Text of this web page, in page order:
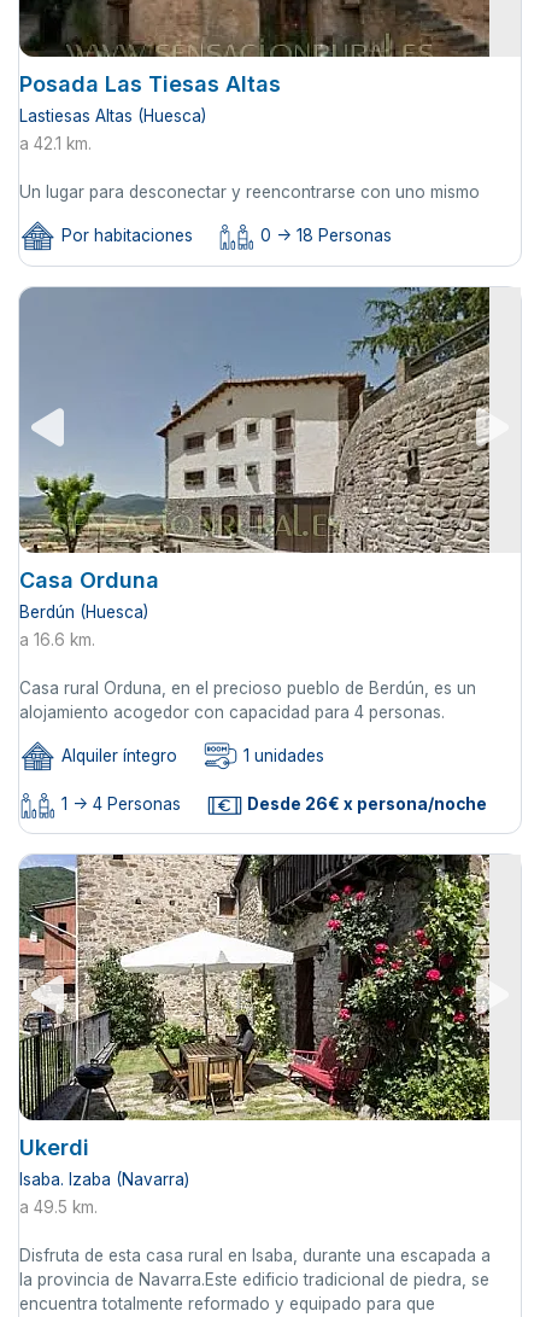
Posada Las Tiesas Altas
Lastiesas Altas (Huesca)
a 42.1 km.
Un lugar para desconectar y reencontrarse con uno mismo
Por habitaciones 0 -> 18 Personas
Casa Orduna
Berdún (Huesca)
a 16.6 km.
Casa rural Orduna, en el precioso pueblo de Berdún, es un
alojamiento acogedor con capacidad para 4 personas.
Alquiler íntegro 1 unidades
1 -> 4 Personas Desde 26€ x persona/noche
Ukerdi
Isaba. Izaba (Navarra)
a 49.5 km.
Disfruta de esta casa rural en Isaba, durante una escapada a
la provincia de Navarra.Este edificio tradicional de piedra, se
encuentra totalmente reformado y equipado para que